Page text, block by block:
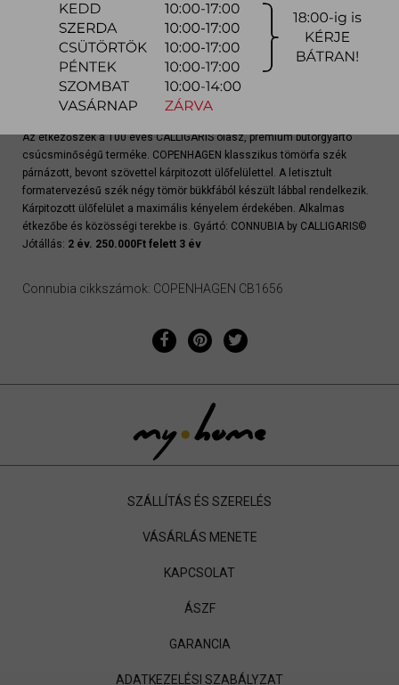
Raktárra érkezés:
Szállítási módja:bútorszállító
Készlet info:gyártásra
Szállítás, szerelés díjtáblázat (országos)
Az étkezőszék a 100 éves CALLIGARIS olasz, prémium bútorgyártó
csúcsminőségű terméke. COPENHAGEN klasszikus tömörfa szék
párnázott, bevont szövettel kárpitozott ülőfelülettel. A letisztult
formatervezésű szék négy tömör bükkfából készült lábbal rendelkezik.
Kárpitozott ülőfelület a maximális kényelem érdekében. Alkalmas
étkezőbe és közösségi terekbe is. Gyártó: CONNUBIA by CALLIGARIS©
Jótállás: 2 év. 250.000Ft felett 3 év
Connubia cikkszámok: COPENHAGEN CB1656
SZÁLLÍTÁS ÉS SZERELÉS
VÁSÁRLÁS MENETE
KAPCSOLAT
ÁSZF
GARANCIA
ADATKEZELÉSI SZABÁLYZAT